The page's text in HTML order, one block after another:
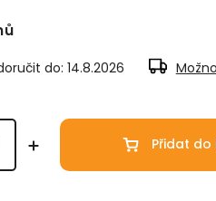
do: 14.8.2026
Přidat do